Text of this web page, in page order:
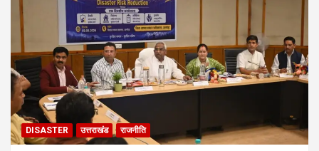
DISASTER उत्तराखंड राजनीति